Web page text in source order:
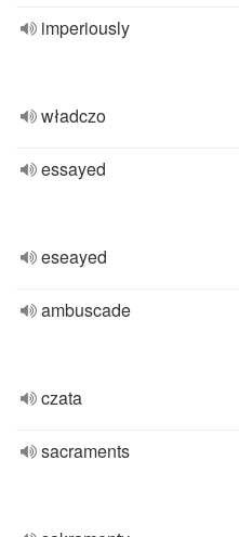
imperiously
władczo
essayed
eseayed
ambuscade
czata
sacraments